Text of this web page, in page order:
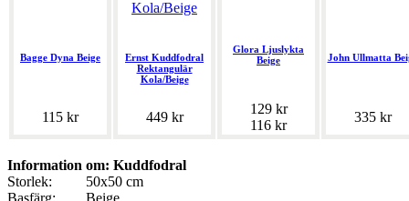
Bagge Dyna Beige
115 kr
Ernst Kuddfodral
Rektangulär
Kola/Beige
449 kr
Glora Ljuslykta
Beige
129 kr
116 kr
John Ullmatta
335 kr
Information om: Kuddfodral
Storlek:
50x50 cm